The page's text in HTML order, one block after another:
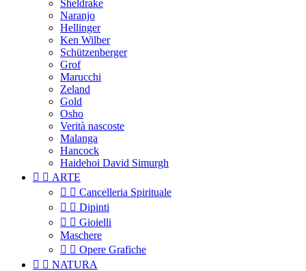
Sheldrake
Naranjo
Hellinger
Ken Wilber
Schützenberger
Grof
Marucchi
Zeland
Gold
Osho
Verità nascoste
Malanga
Hancock
Haidehoi David Simurgh
  ARTE
  Cancelleria Spirituale
  Dipinti
  Gioielli
Maschere
  Opere Grafiche
  NATURA